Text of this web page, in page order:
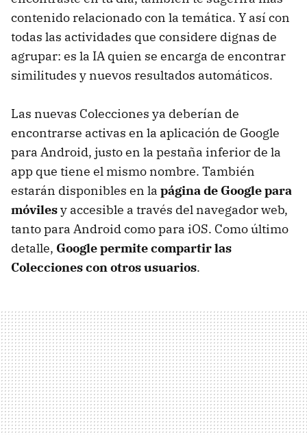
contenido relacionado con la temática. Y así con
todas las actividades que considere dignas de
agrupar: es la IA quien se encarga de encontrar
similitudes y nuevos resultados automáticos.
Las nuevas Colecciones ya deberían de
encontrarse activas en la aplicación de Google
para Android, justo en la pestaña inferior de la
app que tiene el mismo nombre. También
estarán disponibles en la página de Google para
móvilesy accesible a través del navegador web,
tanto para Android como para iOS. Como último
detalle, Google permite compartir las
Colecciones con otros usuarios.